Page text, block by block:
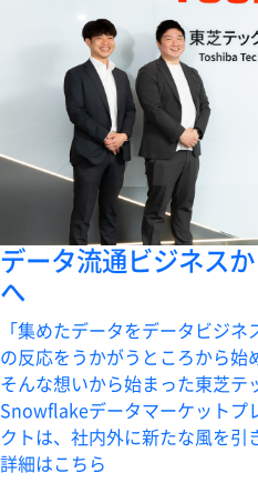
データ流通ビジネス
へ
「集めたデータをデータビジ
の反応をうかがうところから始
そんな想いから始まった東芝テ
Snowflakeデータマーケットプ
クトは、社内外に新たな風を引
詳細はこちら